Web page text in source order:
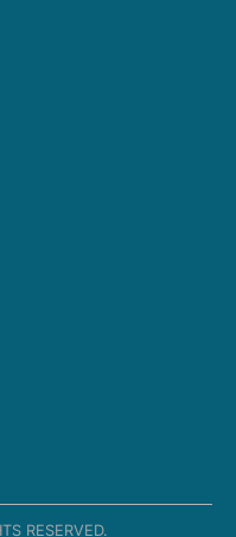
RESERVED.